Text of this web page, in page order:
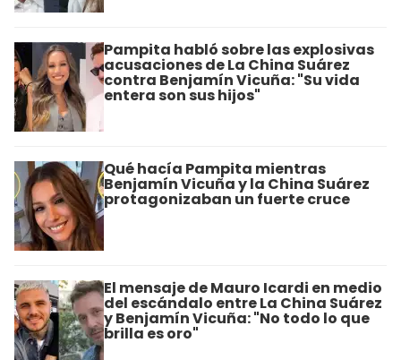
Pampita habló sobre las explosivas
acusaciones de La China Suárez
contra Benjamín Vicuña: "Su vida
entera son sus hijos"
Qué hacía Pampita mientras
Benjamín Vicuña y la China Suárez
protagonizaban un fuerte cruce
El mensaje de Mauro Icardi en medio
del escándalo entre La China Suárez
y Benjamín Vicuña: "No todo lo que
brilla es oro"